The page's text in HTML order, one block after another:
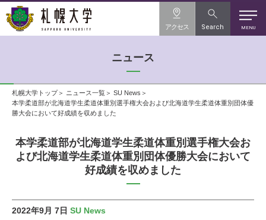
MENU
アクセス Search
ニュース
札幌大学トップ ニュース一覧
SU News
本学柔道部が北海道学生柔道体重別選手権大会および北海道学生柔道体重別団体優
勝大会において好成績を収めました
本学柔道部が北海道学生柔道体重別選手権大会お
よび北海道学生柔道体重別団体優勝大会において
好成績を収めました
2022年9月 7日 SU News